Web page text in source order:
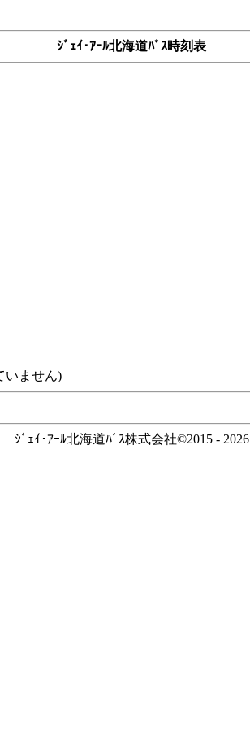
ｼﾞｪｲ･ｱｰﾙ北海道ﾊﾞｽ時刻表
いません)
ｼﾞｪｲ･ｱｰﾙ北海道ﾊﾞｽ株式会社©2015 - 2026